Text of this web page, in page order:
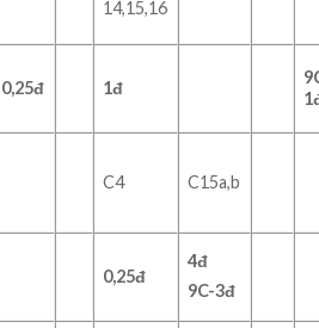
14,15,16
0,25đ 1đ
C4 C15a,b
0,25đ
4đ
9C-3đ